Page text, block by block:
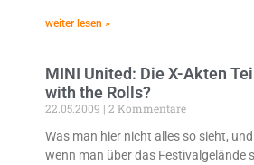
weiter lesen »
MINI United: Die X-Akten
with the Rolls?
22.05.2009
2 Kommentare
Was man hier nicht alles so sieht,
wenn man über das Festivalgelände